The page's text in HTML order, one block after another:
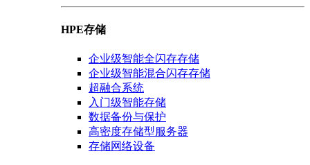
HPE存储
企业级智能全闪存存储
企业级智能混合闪存存储
超融合系统
入门级智能存储
数据备份与保护
高密度存储型服务器
存储网络设备